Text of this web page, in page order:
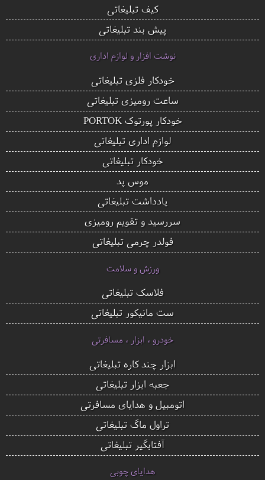
کیف تبلیغاتی
پیش بند تبلیغاتی
نوشت افزار و لوازم اداری
خودکار فلزی تبلیغاتی
ساعت رومیزی تبلیغاتی
خودکار پورتوک PORTOK
لوازم اداری تبلیغاتی
خودکار تبلیغاتی
موس پد
یادداشت تبلیغاتی
سررسید و تقویم رومیزی
فولدر چرمی تبلیغاتی
ورزش و سلامت
فلاسک تبلیغاتی
ست مانیکور تبلیغاتی
خودرو ، ابزار ، مسافرتی
ابزار چند کاره تبلیغاتی
جعبه ابزار تبلیغاتی
اتومبیل و هدایای مسافرتی
تراول ماگ تبلیغاتی
آفتابگیر تبلیغاتی
هدایای چوبی